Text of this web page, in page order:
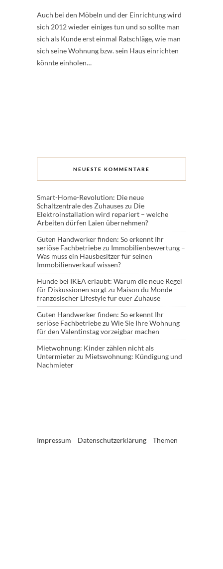
Auch bei den Möbeln und der Einrichtung wird
sich 2012 wieder einiges tun und so sollte man
sich als Kunde erst einmal Ratschläge, wie man
sich seine Wohnung bzw. sein Haus einrichten
könnte einholen…
NEUESTE KOMMENTARE
Smart-Home-Revolution: Die neue
Schaltzentrale des Zuhauseszu Die
Elektroinstallation wird repariert – welche
Arbeiten dürfen Laien übernehmen?
Guten Handwerker finden: So erkennt Ihr
seriöse Fachbetriebezu Immobilienbewertung –
Was muss ein Hausbesitzer für seinen
Immobilienverkauf wissen?
Hunde bei IKEA erlaubt: Warum die neue Regel
für Diskussionen sorgtzu Maison du Monde –
französischer Lifestyle für euer Zuhause
Guten Handwerker finden: So erkennt Ihr
seriöse Fachbetriebezu Wie Sie Ihre Wohnung
für den Valentinstag vorzeigbar machen
Mietwohnung: Kinder zählen nicht als
Untermieterzu Mietswohnung: Kündigung und
Nachmieter
Impressum Datenschutzerklärung Themen